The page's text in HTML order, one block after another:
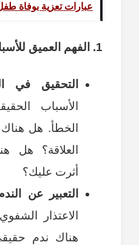
عبارات تعزية بوفاة
1. الفهم العميق للأسباب:
التحقيق في
الأسباب
الخطأ. هل
العلاقة؟ هل
أثرت عليك؟
التعبير عن
الاعتذار
هناك ندم